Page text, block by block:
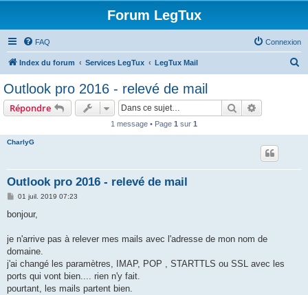
Forum LegTux
FAQ Connexion
Index du forum Services LegTux LegTux Mail
Outlook pro 2016 - relevé de mail
Répondre Rechercher
1 message • Page 1 sur 1
CharlyG
Outlook pro 2016 - relevé de mail
M
s
g
01 juil. 2019 07:23
bonjour,
je n'arrive pas à relever mes mails avec l'adresse de mon nom de
domaine.
j'ai changé les paramètres, IMAP, POP , STARTTLS ou SSL avec les
ports qui vont bien.... rien n'y fait.
pourtant, les mails partent bien.